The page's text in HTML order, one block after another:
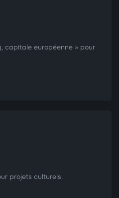
capitale européenne » pour
projets culturels.